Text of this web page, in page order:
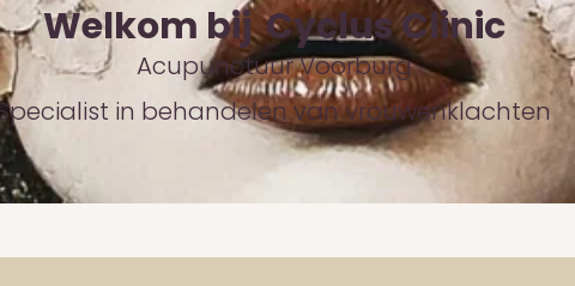
Welkom bij Cyclus Clinic
Acupunctuur Voorburg
in behandelen van vrouwenklachten